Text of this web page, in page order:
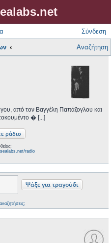
Σύνδεση
Αναζήτηση
από τον Βαγγέλη Παπάζογλου και
� [...]
radio